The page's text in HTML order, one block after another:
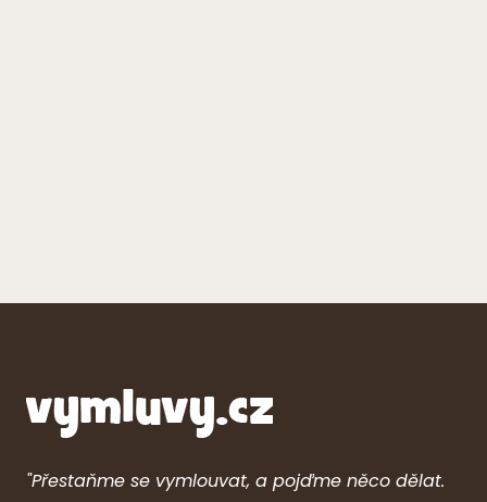
"Přestaňme se vymlouvat, a pojďme něco dělat.